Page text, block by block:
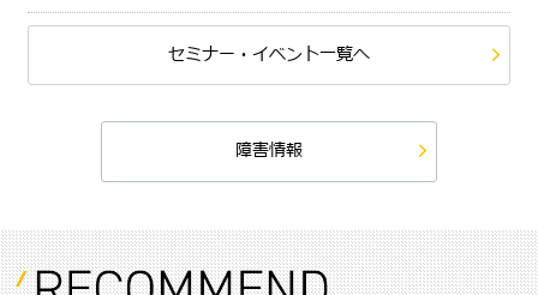
セミナー・イベント一覧へ
障害情報